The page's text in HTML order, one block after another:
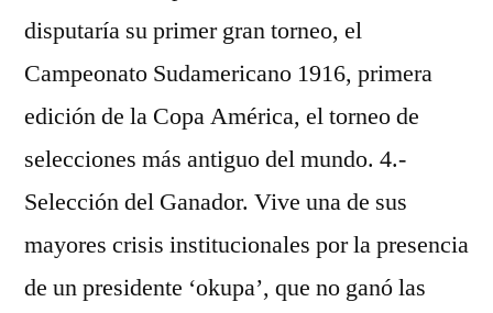
disputaría su primer gran torneo, el
Campeonato Sudamericano 1916, primera
edición de la Copa América, el torneo de
selecciones más antiguo del mundo. 4.-
Selección del Ganador. Vive una de sus
mayores crisis institucionales por la presencia
de un presidente ‘okupa’, que no ganó las